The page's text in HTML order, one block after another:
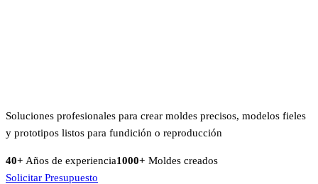
Soluciones profesionales para crear moldes precisos, modelos fieles
y prototipos listos para fundición o reproducción
40+ Años de experiencia1000+ Moldes creados
Solicitar Presupuesto